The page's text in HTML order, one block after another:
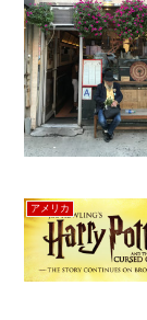
アメリカ